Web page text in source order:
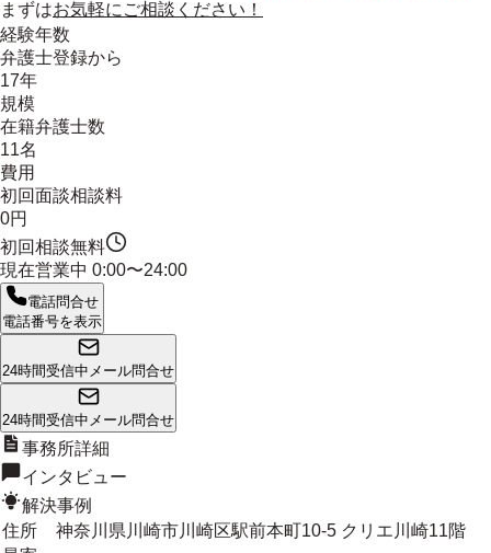
まずはお気軽にご相談ください！
経験年数
弁護士登録から
17年
規模
在籍弁護士数
11名
費用
初回面談相談料
0円
初回相談無料
現在営業中 0:00〜24:00
電話問合せ
電話番号を表示
24時間受信中 メール問合せ
24時間受信中 メール問合せ
事務所詳細
インタビュー
解決事例
住所
神奈川県川崎市川崎区駅前本町10-5 クリエ川崎11階